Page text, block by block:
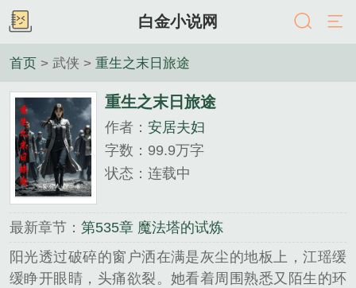
白金小说网
首页 > 武侠 > 重生之末日旅途
重生之末日旅途
作者： 安居夫妇
字数：99.9万字
状态：连载中
最新章节： 第535章 魔法塔的试炼
阳光透过破碎的窗户洒在满是灰尘的地板上，江瑶缓
缓睁开眼睛，头痛欲裂。她看着周围熟悉又陌生的环